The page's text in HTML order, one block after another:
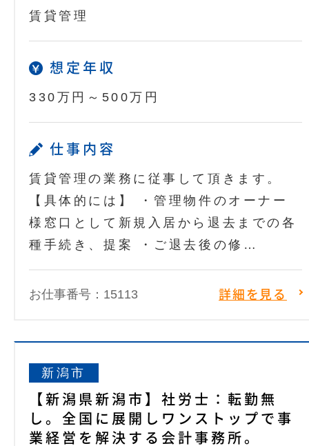
賃貸管理
想定年収
330万円～500万円
仕事内容
賃貸管理の業務に従事して頂きます。
【具体的には】 ・管理物件のオーナー
様窓口として新規入居から退去までの各
種手続き、提案 ・ご退去後の修…
お仕事番号：15113 詳細を見る
新潟市
【新潟県新潟市】社労士：転勤無
し。全国に展開しワンストップで事
業経営を解決する会計事務所。